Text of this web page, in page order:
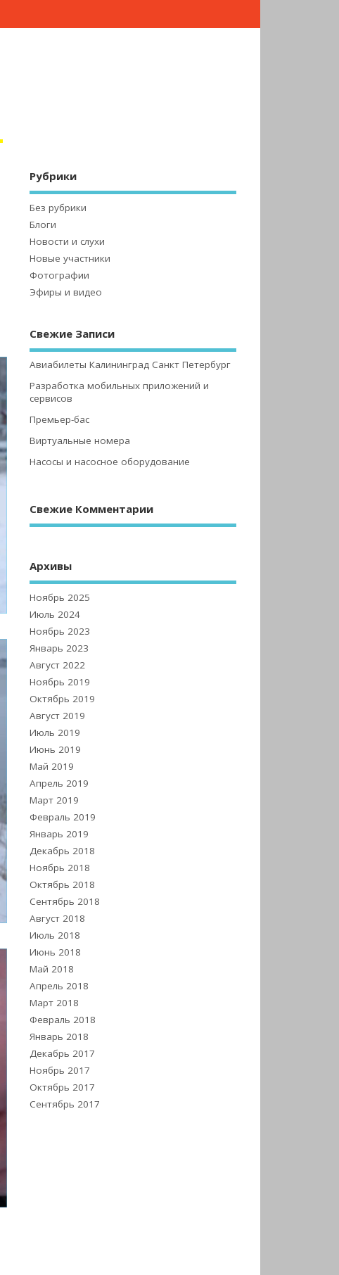
Рубрики
Без рубрики
Блоги
Новости и слухи
Новые участники
Фотографии
Эфиры и видео
Свежие Записи
Авиабилеты Калининград Санкт Петербург
Разработка мобильных приложений и
сервисов
Премьер-бас
Виртуальные номера
Насосы и насосное оборудование
Свежие Комментарии
Архивы
Ноябрь 2025
Июль 2024
Ноябрь 2023
Январь 2023
Август 2022
Ноябрь 2019
Октябрь 2019
Август 2019
Июль 2019
Июнь 2019
Май 2019
Апрель 2019
Март 2019
Февраль 2019
Январь 2019
Декабрь 2018
Ноябрь 2018
Октябрь 2018
Сентябрь 2018
Август 2018
Июль 2018
Июнь 2018
Май 2018
Апрель 2018
Март 2018
Февраль 2018
Январь 2018
Декабрь 2017
Ноябрь 2017
Октябрь 2017
Сентябрь 2017